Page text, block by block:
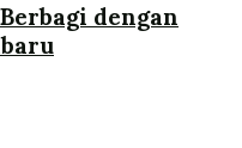
dengan